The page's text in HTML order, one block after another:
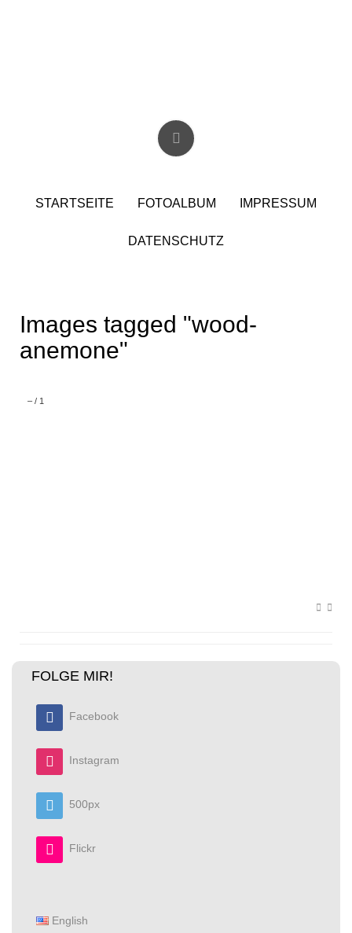
STARTSEITE FOTOALBUM IMPRESSUM
DATENSCHUTZ
Images tagged "wood-
anemone"
– / 1
FOLGE MIR!
Facebook
Instagram
500px
Flickr
English